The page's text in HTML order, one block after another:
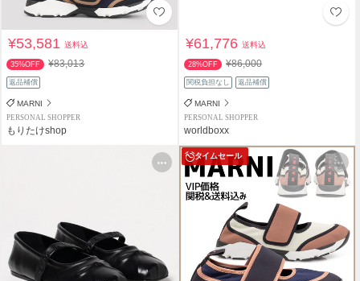
¥53,581送料込
35%OFF ¥83,013
返品補償
MARNI
PERSONAL SHOPPER
もりたけshop
¥61,776送料込
28%OFF ¥86,000
関税負担なし 返品補償
MARNI
PERSONAL SHOPPER
worldboxx
タイムセール